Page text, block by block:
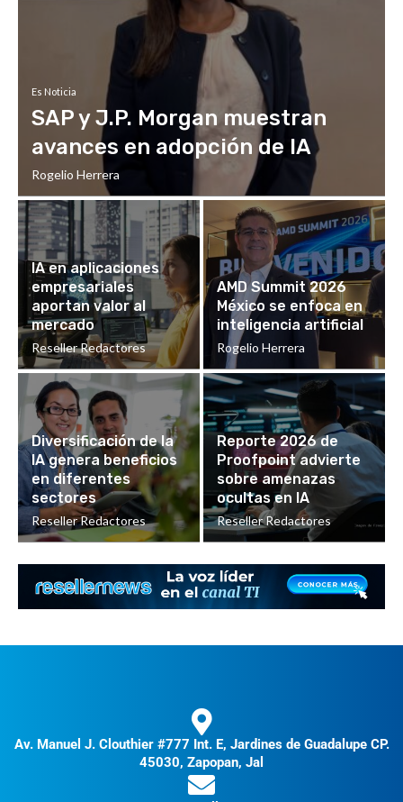
Es Noticia
SAP y J.P. Morgan muestran
avances en adopción de IA
Rogelio Herrera
IA en aplicaciones
empresariales
aportan valor al
mercado
Reseller Redactores
AMD Summit 2026
México se enfoca en
inteligencia artificial
Rogelio Herrera
Diversificación de la
IA genera beneficios
en diferentes
sectores
Reseller Redactores
Reporte 2026 de
Proofpoint advierte
sobre amenazas
ocultas en IA
Reseller Redactores
Av. Manuel J. Clouthier #777 Int. E, Jardines de Guadalupe CP.
45030, Zapopan, Jal